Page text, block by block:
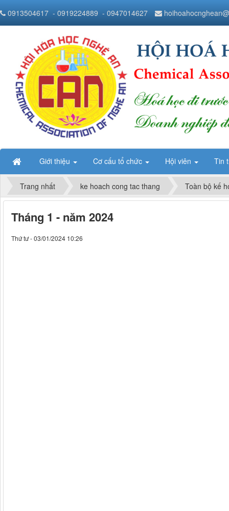
0913504617 - 0919224889 - 0947014627
Giới thiệu Cơ cấu tổ chức Hội viên Tin
Trang nhất ke hoach cong tac thang Toàn bộ kế
Tháng 1 - năm 2024
Thứ tư - 03/01/2024 10:26